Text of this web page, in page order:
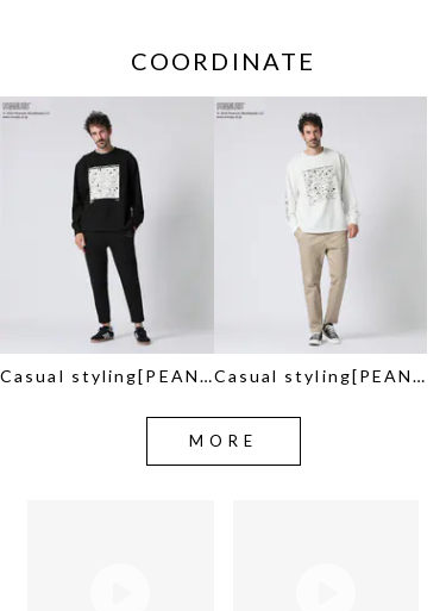
COORDINATE
Casual styling[PEANUTS] Casual styling[PEANUTS]
MORE